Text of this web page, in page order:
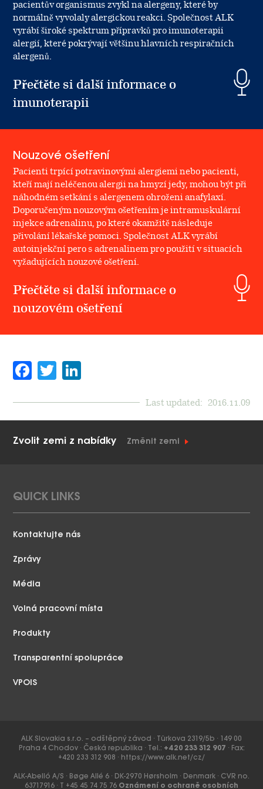
ADR Programme
pacientův organismus zvykl na alergeny, které by
normálně vyvolaly alergickou reakci. Společnost ALK
vyrábí široké spektrum přípravků pro imunoterapii
alergií, které pokrývají většinu hlavních respiračních
alergenů.
Přečtěte si další informace o
imunoterapii
Nouzové ošetření
Pacienti trpící potravinovými alergiemi nebo pacienti,
kteří mají neléčenou alergii na hmyzí jedy, mohou být při
náhodném setkání s alergenem ohroženi anafylaxí.
Doporučeným nouzovým ošetřením je intramuskulární
injekce adrenalinu, po které okamžitě následuje
přivolání lékařské pomoci. Společnost ALK vyrábí
autoinjekční pero s adrenalinem pro použití v situacích
vyžadujících nouzové ošetření.
Přečtěte si další informace o
nouzovém ošetření
Facebook
Twitter
Last updated: 2016.11.09
Zvolit zemi z nabídky Změnit zemi
QUICK LINKS
Kontaktujte nás
Zprávy
Média
Volná pracovní místa
Produkty
Transparentní spolupráce
VPOIS
ALK Slovakia s.r.o. – odštěpný závod ∙ Türkova 2319/5b ∙ 149 00
Praha 4 Chodov ∙ Česká republika ∙ Tel.: +420 233 312 907 ∙ Fax:
+420 233 312 908 ∙ https://www.alk.net/cz/
ALK-Abelló A/S ∙ Bøge Allé 6 ∙ DK-2970 Hørsholm ∙ Denmark ∙ CVR no.
63717916 ∙ T +45 45 74 75 76 Oznámení o ochraně osobních